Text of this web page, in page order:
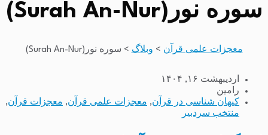
سوره نور(Surah An-Nur)
معجزات علمی قرآن > وبلاگ > سوره نور(Surah An-Nur)
اردیبهشت ۱۶, ۱۴۰۴
رامین
کیهان شناسی در قرآن, معجزات علمی قرآن, معجزات قرآن,
منتخب سردبیر